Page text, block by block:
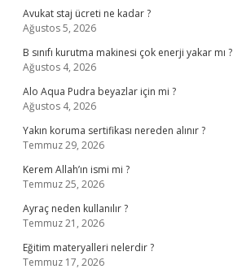
Avukat staj ücreti ne kadar ?
Ağustos 5, 2026
B sınıfı kurutma makinesi çok enerji yakar mı ?
Ağustos 4, 2026
Alo Aqua Pudra beyazlar için mi ?
Ağustos 4, 2026
Yakın koruma sertifikası nereden alınır ?
Temmuz 29, 2026
Kerem Allah’ın ismi mi ?
Temmuz 25, 2026
Ayraç neden kullanılır ?
Temmuz 21, 2026
Eğitim materyalleri nelerdir ?
Temmuz 17, 2026